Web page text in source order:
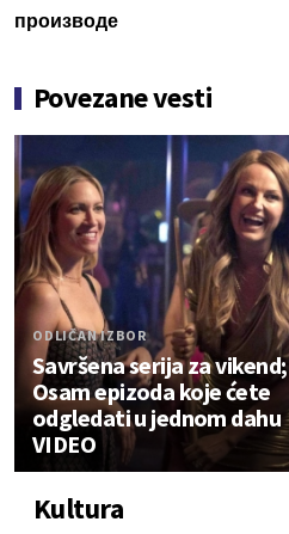
производе
Povezane vesti
ODLIČAN IZBOR
Savršena serija za vikend;
Osam epizoda koje ćete
odgledati u jednom dahu
VIDEO
Kultura